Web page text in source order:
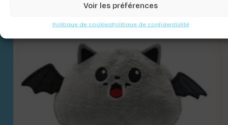
Voir les préférences
Politique de cookiesPolitique de confidentialité